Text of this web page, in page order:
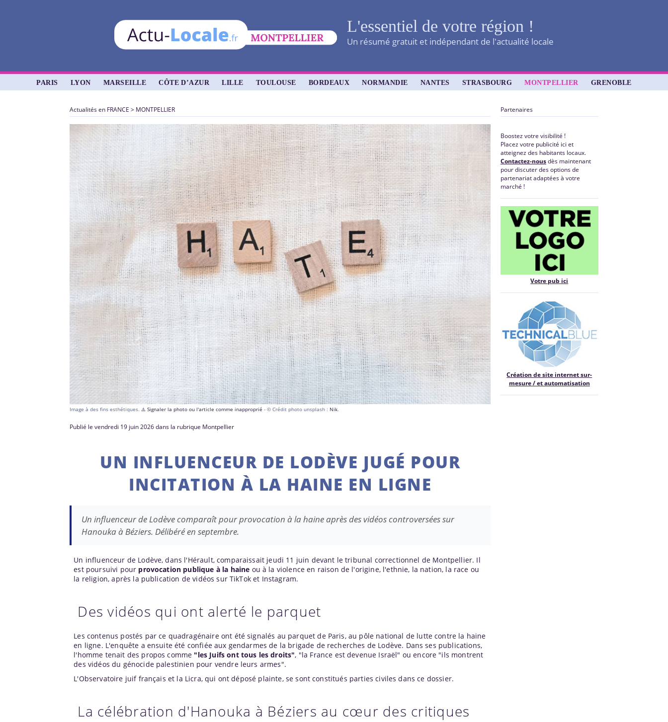
L'essentiel de votre région !
Un résumé gratuit et indépendant de l'actualité locale
PARIS LYON MARSEILLE CÔTE D’AZUR LILLE TOULOUSE BORDEAUX NORMANDIE NANTES STRASBOURG MONTPELLIER GRENOBLE
Actualités en FRANCE > MONTPELLIER
Image à des fins esthétiques.⚠️ Signaler la photo ou l'article comme inapproprié - © Crédit photo unsplash : Nik.
Publié le vendredi 19 juin 2026 dans la rubrique Montpellier
UN INFLUENCEUR DE LODÈVE JUGÉ POUR
INCITATION À LA HAINE EN LIGNE
Un influenceur de Lodève comparaît pour provocation à la haine après des vidéos controversées sur
Hanouka à Béziers. Délibéré en septembre.
Un influenceur de Lodève, dans l'Hérault, comparaissait jeudi 11 juin devant le tribunal correctionnel de Montpellier. Il
est poursuivi pour provocation publique à la haine ou à la violence en raison de l'origine, l'ethnie, la nation, la race ou
la religion, après la publication de vidéos sur TikTok et Instagram.
Des vidéos qui ont alerté le parquet
Les contenus postés par ce quadragénaire ont été signalés au parquet de Paris, au pôle national de lutte contre la haine
en ligne. L'enquête a ensuite été confiée aux gendarmes de la brigade de recherches de Lodève. Dans ses publications,
l'homme tenait des propos comme "les Juifs ont tous les droits", "la France est devenue Israël" ou encore "ils montrent
des vidéos du génocide palestinien pour vendre leurs armes".
L'Observatoire juif français et la Licra, qui ont déposé plainte, se sont constitués parties civiles dans ce dossier.
La célébration d'Hanouka à Béziers au cœur des critiques
Partenaires
Boostez votre visibilité !
Placez votre publicité ici et
atteignez des habitants locaux.
Contactez-nousdès maintenant
pour discuter des options de
partenariat adaptées à votre
marché !
Votre pub ici
Création de site internet sur-
mesure / et automatisation